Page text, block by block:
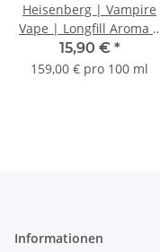
Heisenberg | Vampire
Vape | Longfill Aroma |
10ml
15,90 € *
159,00 € pro 100 ml
Informationen